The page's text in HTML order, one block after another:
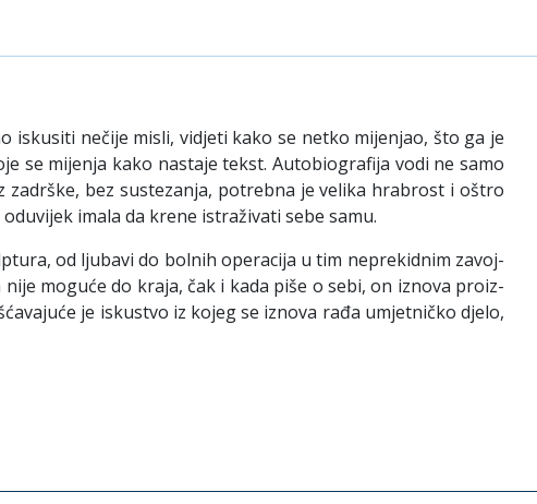
nečije misli, vidjeti kako se netko mijenjao, što ga je
se mijenja kako nastaje tekst. Autobiografija vodi ne samo
za­drške, bez sustezanja, potrebna je velika hrabrost i oštro
imala da krene istraživati sebe samu.
od ljubavi do bolnih operacija u tim neprekid­nim za­voj­
moguće do kraja, čak i kada piše o sebi, on iznova pro­iz­
je iskustvo iz kojeg se iznova rađa umjetničko djelo,